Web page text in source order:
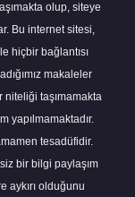
olup, siteye
Bu internet sitesi,
hiçbir bağlantısı
makaleler
niteliği taşımamakta
yapılmamaktadır.
tesadüfidir.
bir bilgi paylaşım
aykırı olduğunu